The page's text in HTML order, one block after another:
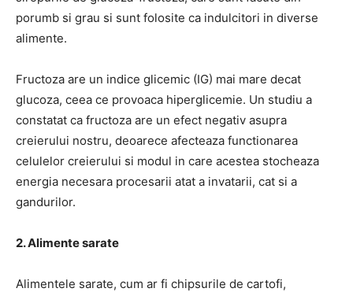
porumb si grau si sunt folosite ca indulcitori in diverse
alimente.
Fructoza are un indice glicemic (IG) mai mare decat
glucoza, ceea ce provoaca hiperglicemie. Un studiu a
constatat ca fructoza are un efect negativ asupra
creierului nostru, deoarece afecteaza functionarea
celulelor creierului si modul in care acestea stocheaza
energia necesara procesarii atat a invatarii, cat si a
gandurilor.
2. Alimente sarate
Alimentele sarate, cum ar fi chipsurile de cartofi,